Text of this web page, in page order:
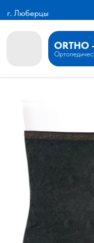
г. Люберцы
ORTHO - SALON
Ортопедический салон